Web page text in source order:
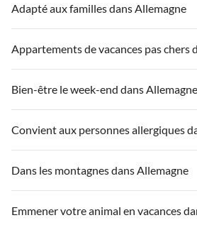
Adapté aux familles dans Allemagne
Appartements de vacances pas chers
Bien-être le week-end dans Allemagne
Convient aux personnes allergiques
Dans les montagnes dans Allemagne
Emmener votre animal en vacances